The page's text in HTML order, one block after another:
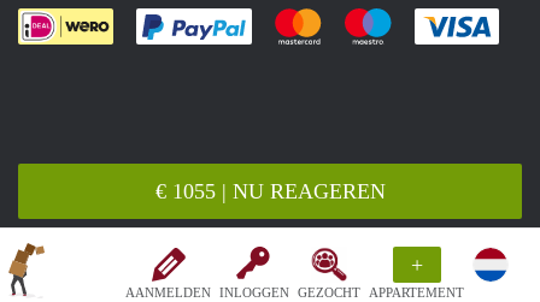
AANMELDEN INLOGGEN GEZOCHT
+
APPARTEMENT
€ 1055 | NU REAGEREN
Je rekent gemakkelijk af met Paypal
Je rekent gemakkelijk af met
Je rekent